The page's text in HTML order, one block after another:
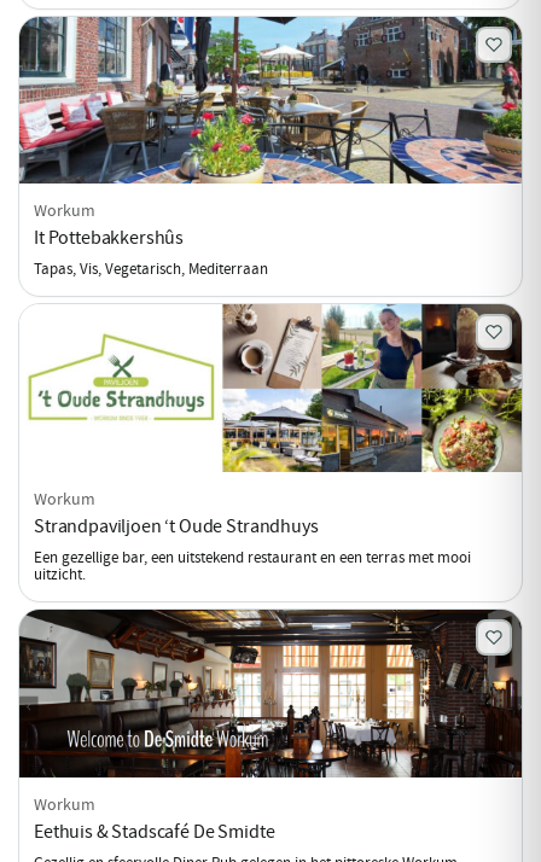
Workum
It Pottebakkershûs
Tapas, Vis, Vegetarisch, Mediterraan
Workum
Strandpaviljoen ‘t Oude Strandhuys
Een gezellige bar, een uitstekend restaurant en een terras met mooi
uitzicht.
Workum
Eethuis & Stadscafé De Smidte